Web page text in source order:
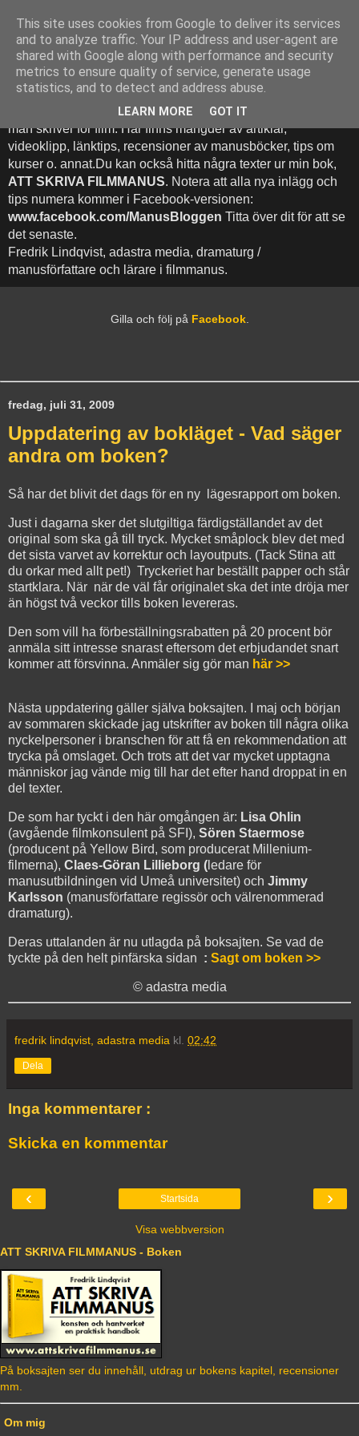
Att Skriva Filmmanus -
Bloggen
Denna blogg inehhåller runt 500 (!) inlägg med fokus på hur
man skriver för film. Här finns mängder av artiklar,
videoklipp, länktips, recensioner av manusböcker, tips om
kurser o. annat.Du kan också hitta några texter ur min bok,
ATT SKRIVA FILMMANUS. Notera att alla nya inlägg och
tips numera kommer i Facebook-versionen:
www.facebook.com/ManusBloggen Titta över dit för att se
det senaste.
Fredrik Lindqvist, adastra media, dramaturg /
manusförfattare och lärare i filmmanus.
Gilla och följ på Facebook.
fredag, juli 31, 2009
Uppdatering av bokläget - Vad säger
andra om boken?
Så har det blivit det dags för en ny lägesrapport om boken.
Just i dagarna sker det slutgiltiga färdigställandet av det
original som ska gå till tryck. Mycket småplock blev det med
det sista varvet av korrektur och layoutputs. (Tack Stina att
du orkar med allt pet!) Tryckeriet har beställt papper och står
startklara. När när de väl får originalet ska det inte dröja mer
än högst två veckor tills boken levereras.
Den som vill ha förbeställningsrabatten på 20 procent bör
anmäla sitt intresse snarast eftersom det erbjudandet snart
kommer att försvinna. Anmäler sig gör man här >>
Nästa uppdatering gäller själva boksajten. I maj och början
av sommaren skickade jag utskrifter av boken till några olika
nyckelpersoner i branschen för att få en rekommendation att
trycka på omslaget. Och trots att det var mycket upptagna
människor jag vände mig till har det efter hand droppat in en
del texter.
De som har tyckt i den här omgången är: Lisa Ohlin
(avgående filmkonsulent på SFI), Sören Staermose
(producent på Yellow Bird, som producerat Millenium-
filmerna), Claes-Göran Lillieborg ( ledare för
manusutbildningen vid Umeå universitet) och Jimmy
Karlsson (manusförfattare regissör och välrenommerad
dramaturg).
Deras uttalanden är nu utlagda på boksajten. Se vad de
tyckte på den helt pinfärska sidan : Sagt om boken >>
© adastra media
fredrik lindqvist, adastra media kl. 02:42
Dela
Inga kommentarer :
Skicka en kommentar
‹ ›
Startsida
Visa webbversion
ATT SKRIVA FILMMANUS - Boken
På boksajten ser du innehåll, utdrag ur bokens kapitel, recensioner
mm.
Om mig
This site uses cookies from Google to deliver its services
and to analyze traffic. Your IP address and user-agent are
shared with Google along with performance and security
metrics to ensure quality of service, generate usage
statistics, and to detect and address abuse.
LEARN MORE GOT IT